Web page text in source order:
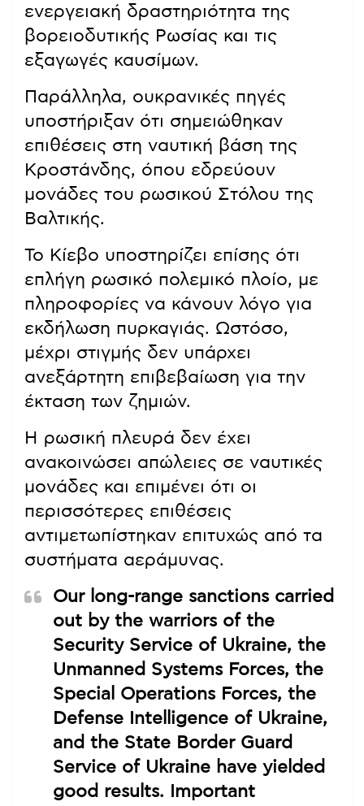
ενεργειακή δραστηριότητα της
βορειοδυτικής Ρωσίας και τις
εξαγωγές καυσίμων.
Παράλληλα, ουκρανικές πηγές
υποστήριξαν ότι σημειώθηκαν
επιθέσεις στη ναυτική βάση της
Κροστάνδης, όπου εδρεύουν
μονάδες του ρωσικού Στόλου της
Βαλτικής.
Το Κίεβο υποστηρίζει επίσης ότι
επλήγη ρωσικό πολεμικό πλοίο, με
πληροφορίες να κάνουν λόγο για
εκδήλωση πυρκαγιάς. Ωστόσο,
μέχρι στιγμής δεν υπάρχει
ανεξάρτητη επιβεβαίωση για την
έκταση των ζημιών.
Η ρωσική πλευρά δεν έχει
ανακοινώσει απώλειες σε ναυτικές
μονάδες και επιμένει ότι οι
περισσότερες επιθέσεις
αντιμετωπίστηκαν επιτυχώς από τα
συστήματα αεράμυνας.
Our long-range sanctions carried
out by the warriors of the
Security Service of Ukraine, the
Unmanned Systems Forces, the
Special Operations Forces, the
Defense Intelligence of Ukraine,
and the State Border Guard
Service of Ukraine have yielded
good results. Important